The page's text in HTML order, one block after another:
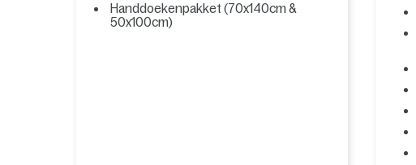
Handdoekenpakket (70x140cm &
50x100cm)